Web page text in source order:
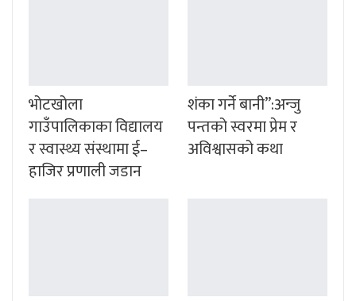
भोटखोला
गाउँपालिकाका विद्यालय
र स्वास्थ्य संस्थामा ई–
हाजिर प्रणाली जडान
शंका गर्ने बानी”:अन्जु
पन्तको स्वरमा प्रेम र
अविश्वासको कथा